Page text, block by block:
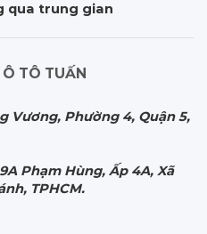
qua trung gian
TÔ TUẤN
Vương, Phường 4, Quận 5,
Phạm Hùng, Ấp 4A, Xã
TPHCM.